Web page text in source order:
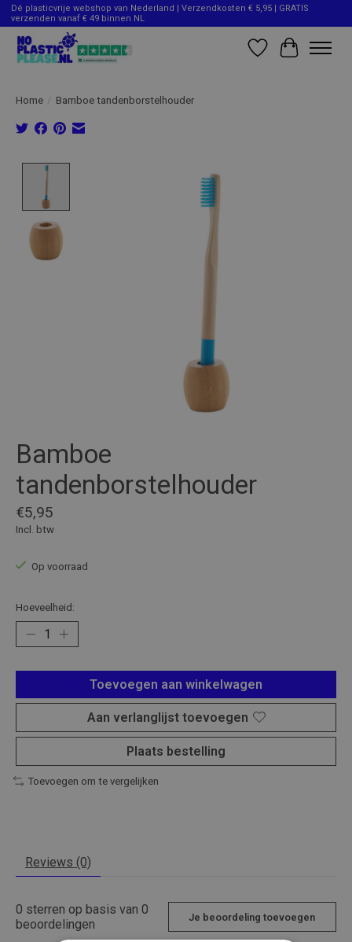
Dé plasticvrije webshop van Nederland | Verzendkosten € 5,95 | GRATIS
verzenden vanaf € 49 binnen NL
Verlanglijst
Home / Bamboe tandenborstelhouder
Bamboe
tandenborstelhouder
€5,95
Incl. btw
Op voorraad
Hoeveelheid:
Toevoegen aan winkelwagen
Aan verlanglijst toevoegen
Plaats bestelling
Toevoegen om te vergelijken
Reviews (0)
0 sterren op basis van 0
beoordelingen
Je beoordeling toevoegen